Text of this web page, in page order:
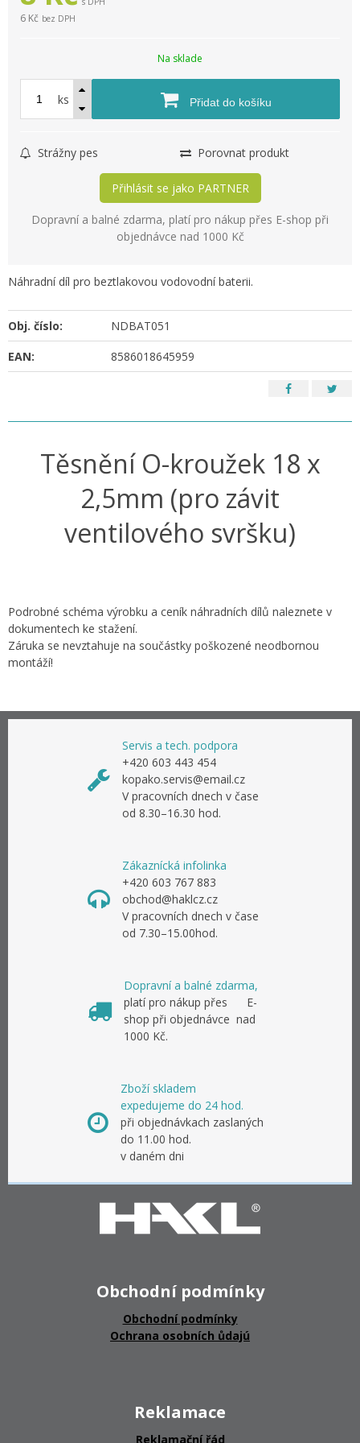
6 Kč bez DPH
Na sklade
ks Přidat do košíku
Strážny pes Porovnat produkt
Přihlásit se jako PARTNER
Dopravní a balné zdarma, platí pro nákup přes E-shop při
objednávce nad 1000 Kč
Náhradní díl pro beztlakovou vodovodní baterii.
Obj. číslo:
NDBAT051
EAN:
8586018645959
Těsnění O-kroužek 18 x
2,5mm (pro závit
ventilového svršku)
Podrobné schéma výrobku a ceník náhradních dílů naleznete v
dokumentech ke stažení.
Záruka se nevztahuje na součástky poškozené neodbornou
montáží!
Servis a tech. podpora
+420 603 443 454
kopako.servis@email.cz
V pracovních dnech v čase
od 8.30–16.30 hod.
Zákaznícká infolinka
+420 603 767 883
obchod@haklcz.cz
V pracovních dnech v čase
od 7.30–15.00hod.
Dopravní a balné zdarma,
platí pro nákup přes E-
shop při objednávce nad
1000 Kč.
Zboží skladem
expedujeme do 24 hod.
při objednávkach zaslaných
do 11.00 hod.
v daném dni
Obchodní podmínky
Obchodní podmínky
Ochrana osobních ůdajú
Reklamace
Reklamační řád